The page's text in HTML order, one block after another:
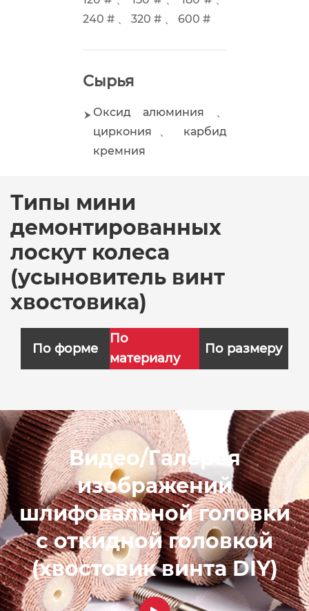
240 # 、 320 # 、 600 #
Сырья
Оксид алюминия 、
циркония 、 карбид
кремния
Типы мини
демонтированных
лоскут колеса
(усыновитель винт
хвостовика)
По форме
По
материалу
По размеру
Видео/Галерея
изображений
шлифовальной головки
с откидной головкой
(хвостовик винта DIY)